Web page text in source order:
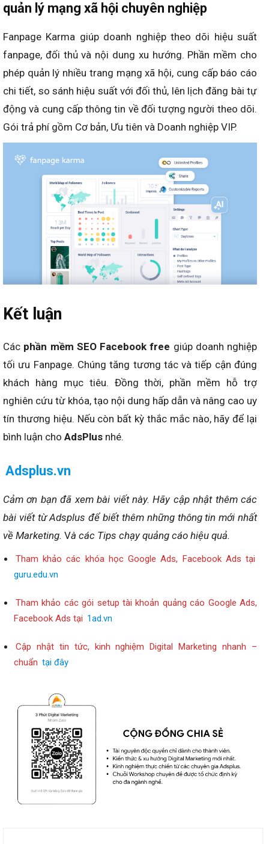
quản lý mạng xã hội chuyên nghiệp
Fanpage Karma giúp doanh nghiệp theo dõi hiệu suất
fanpage, đối thủ và nội dung xu hướng. Phần mềm cho
phép quản lý nhiều trang mạng xã hội, cung cấp báo cáo
chi tiết, so sánh hiệu suất với đối thủ, lên lịch đăng bài tự
động và cung cấp thông tin về đối tượng người theo dõi.
Gói trả phí gồm Cơ bản, Ưu tiên và Doanh nghiệp VIP.
Kết luận
Các phần mềm SEO Facebook free giúp doanh nghiệp
tối ưu Fanpage. Chúng tăng tương tác và tiếp cận đúng
khách hàng mục tiêu. Đồng thời, phần mềm hỗ trợ
nghiên cứu từ khóa, tạo nội dung hấp dẫn và nâng cao uy
tín thương hiệu. Nếu còn bất kỳ thắc mắc nào, hãy để lại
bình luận cho AdsPlus nhé.
Adsplus.vn
Cảm ơn bạn đã xem bài viết này. Hãy cập nhật thêm các
bài viết từ Adsplus để biết thêm những thông tin mới nhất
về Marketing. Và các Tips chạy quảng cáo hiệu quả.
Tham khảo các khóa học Google Ads, Facebook Ads tại
guru.edu.vn
Tham khảo các gói setup tài khoản quảng cáo Google Ads,
Facebook Ads tại 1ad.vn
Cập nhật tin tức, kinh nghiệm Digital Marketing nhanh –
chuẩn tại đây